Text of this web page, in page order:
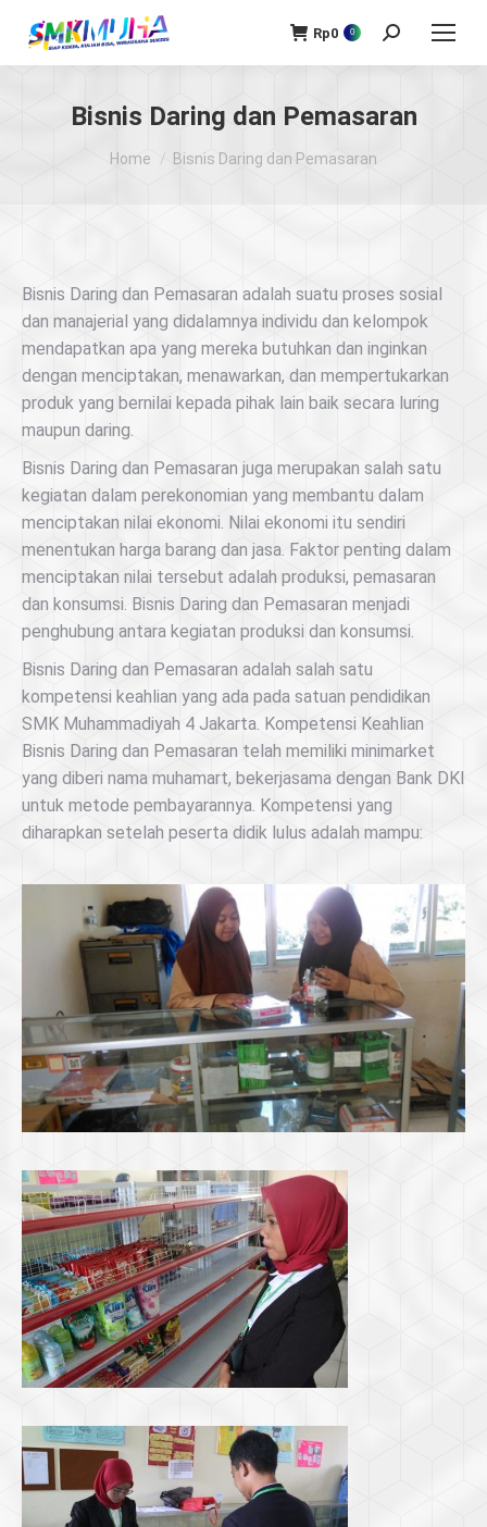
Rp0 0 Search:
Bisnis Daring dan Pemasaran
You are here:
Home Bisnis Daring dan Pemasaran
Bisnis Daring dan Pemasaran adalah suatu proses sosial
dan manajerial yang didalamnya individu dan kelompok
mendapatkan apa yang mereka butuhkan dan inginkan
dengan menciptakan, menawarkan, dan mempertukarkan
produk yang bernilai kepada pihak lain baik secara luring
maupun daring.
Bisnis Daring dan Pemasaran juga merupakan salah satu
kegiatan dalam perekonomian yang membantu dalam
menciptakan nilai ekonomi. Nilai ekonomi itu sendiri
menentukan harga barang dan jasa. Faktor penting dalam
menciptakan nilai tersebut adalah produksi, pemasaran
dan konsumsi. Bisnis Daring dan Pemasaran menjadi
penghubung antara kegiatan produksi dan konsumsi.
Bisnis Daring dan Pemasaran adalah salah satu
kompetensi keahlian yang ada pada satuan pendidikan
SMK Muhammadiyah 4 Jakarta. Kompetensi Keahlian
Bisnis Daring dan Pemasaran telah memiliki minimarket
yang diberi nama muhamart, bekerjasama dengan Bank DKI
untuk metode pembayarannya. Kompetensi yang
diharapkan setelah peserta didik lulus adalah mampu: